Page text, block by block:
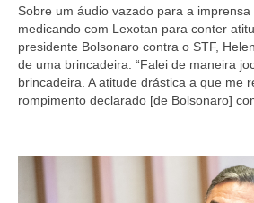
Sobre um áudio vazado para a
medicando com Lexotan para conter
presidente Bolsonaro contra o STF,
de uma brincadeira. “Falei de maneira
brincadeira. A atitude drástica a que me
rompimento declarado [de Bolsonaro]